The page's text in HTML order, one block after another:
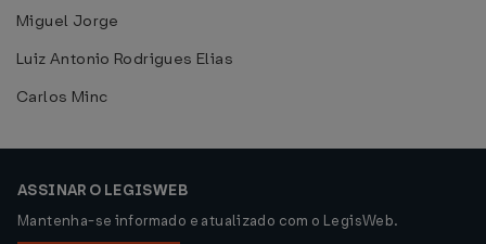
Miguel Jorge
Luiz Antonio Rodrigues Elias
Carlos Minc
ASSINAR O LEGISWEB
Mantenha-se informado e atualizado com o LegisWeb.